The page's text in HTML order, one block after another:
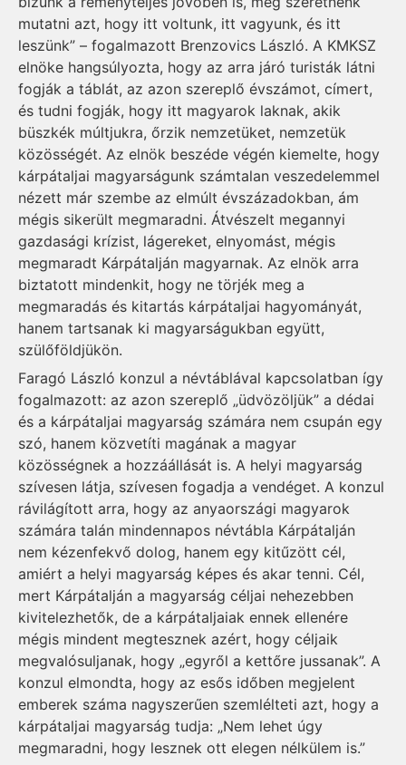
mutatni azt, hogy itt voltunk, itt vagyunk, és itt
leszünk” – fogalmazott Bren­zo­vics László. A KMKSZ
elnöke hangsúlyozta, hogy az arra járó turisták látni
fogják a táblát, az azon szereplő évszámot, címert,
és tudni fogják, hogy itt magyarok laknak, akik
büszkék múltjukra, őrzik nemzetüket, nemzetük
közösségét. Az elnök beszéde végén kiemelte, hogy
kárpátaljai magyarságunk szám­talan veszedelemmel
nézett már szembe az elmúlt évszázadokban, ám
mégis sikerült megmaradni. Átvészelt megannyi
gazdasági krízist, lágereket, elnyomást, mégis
megmaradt Kárpátalján magyarnak. Az elnök arra
biztatott mindenkit, hogy ne törjék meg a
megmaradás és kitartás kárpátaljai hagyományát,
hanem tartsanak ki magyarságukban együtt,
szülőföldjükön.
Faragó László konzul a névtáblával kapcsolatban így
fogalmazott: az azon szereplő „üdvözöljük” a dédai
és a kárpátaljai magyarság számára nem csupán egy
szó, hanem közvetíti magának a magyar
közösségnek a hozzáállását is. A helyi magyarság
szívesen látja, szívesen fogadja a vendéget. A konzul
rávilágított arra, hogy az anyaországi magyarok
számára talán mindennapos névtábla Kárpátalján
nem kézenfekvő dolog, hanem egy kitűzött cél,
amiért a helyi magyarság képes és akar tenni. Cél,
mert Kárpátalján a magyarság céljai nehezebben
kivitelezhetők, de a kárpátaljaiak ennek ellenére
mégis mindent megtesznek azért, hogy céljaik
megvalósuljanak, hogy „egyről a kettőre jussanak”. A
konzul elmondta, hogy az esős időben megjelent
emberek száma nagyszerűen szemlélteti azt, hogy a
kárpátaljai magyarság tudja: „Nem lehet úgy
megmaradni, hogy lesznek ott elegen nélkülem is.”